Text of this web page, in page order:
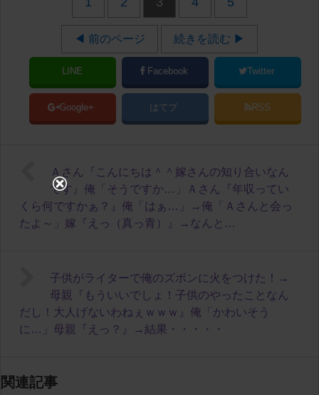
◀ 前のページ 続きを読む ▶
LINE Facebook Twitter
Google+ はてブ RSS
Ａさん『こんにちは＾＾嫁さんの知り合いなん
です』俺「そうですか…」Ａさん『年収ってい
くら何ですかぁ？』俺「はぁ…」→俺「Ａさんと会っ
たよ～」嫁『えっ（真っ青）』→なんと…
子供がライターで俺のズボンに火をつけた！→
母親『もういいでしょ！子供のやったことなん
だし！大人げないわねぇｗｗｗ』俺「かわいそう
に…」母親『えっ？』→結果・・・・・
関連記事